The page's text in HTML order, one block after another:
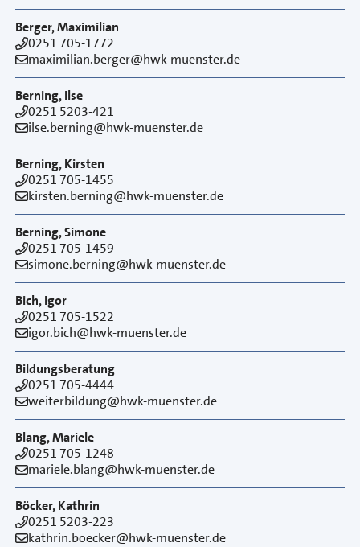
Berger, Maximilian
0251 705-1772
maximilian.berger@hwk-muenster.de
Berning, Ilse
0251 5203-421
ilse.berning@hwk-muenster.de
Berning, Kirsten
0251 705-1455
kirsten.berning@hwk-muenster.de
Berning, Simone
0251 705-1459
simone.berning@hwk-muenster.de
Bich, Igor
0251 705-1522
igor.bich@hwk-muenster.de
Bildungsberatung
0251 705-4444
weiterbildung@hwk-muenster.de
Blang, Mariele
0251 705-1248
mariele.blang@hwk-muenster.de
Böcker, Kathrin
0251 5203-223
kathrin.boecker@hwk-muenster.de